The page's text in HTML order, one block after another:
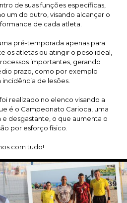
de suas funções específicas,
um do outro, visando alcançar o
de cada atleta.
pré-temporada apenas para
os atletas ou atingir o peso ideal,
importantes, gerando
prazo, como por exemplo
de lesões.
realizado no elenco visando a
é o Campeonato Carioca, uma
desgastante, o que aumenta o
por esforço físico.
com tudo!